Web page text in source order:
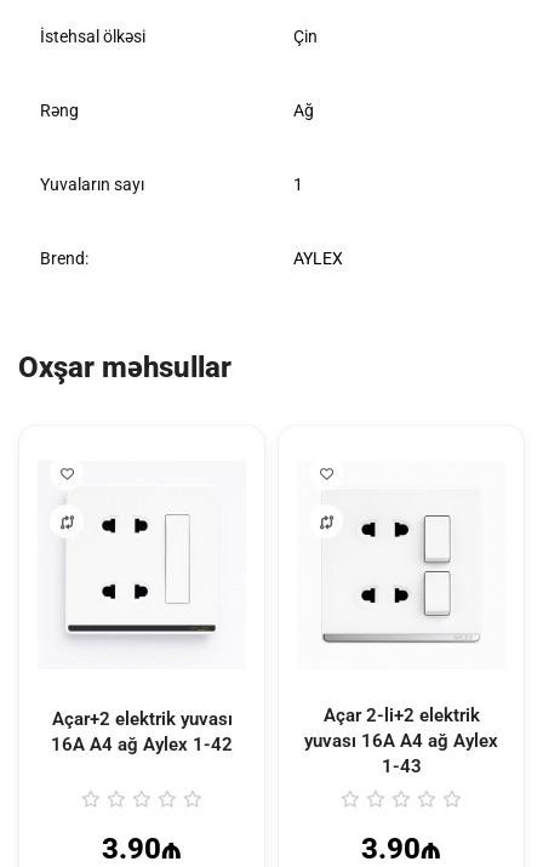
İstehsal ölkəsi Çin
Rəng Ağ
Yuvaların sayı 1
Brend: AYLEX
Oxşar məhsullar
Açar+2 elektrik yuvası
16A A4 ağ Aylex 1-42
3.90₼
Açar 2-li+2 elektrik
yuvası 16A A4 ağ Aylex
1-43
3.90₼